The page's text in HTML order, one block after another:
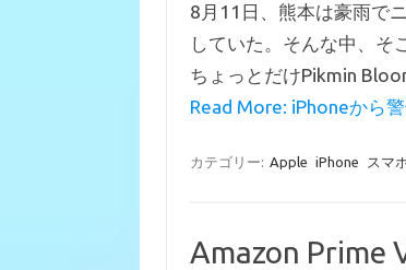
e
b
o
o
k
it
te
r
e
n
a
8月11日、熊本は豪雨で
していた。そんな中、そ
ちょっとだけPikmin
Read More: iPhoneから
カテゴリー: Apple iPhone スマ
Amazon Prime